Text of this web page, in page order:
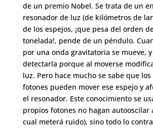
de un premio Nobel. Se trata de un
resonador de luz (de kilómetros de
de los espejos, ¡que pesa del orden
tonelada!, pende de un péndulo.
por una onda gravitatoria se mueve,
detectarla porque al moverse
luz. Pero hace mucho se sabe que
fotones pueden mover ese espejo y
el resonador. Este conocimiento se
propios fotones no hagan autooscilar
cual meterá ruido), sino todo lo